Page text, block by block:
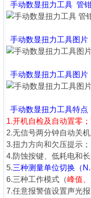
手动数显扭力工具 管
手动数显扭力工具图
手动数显扭力工具图
手动数显扭力工具特点
1.开机自检及自动置零
2.无信号两分钟自动关
3.扭力方向和欠压提示；
4.防蚀按键、低耗电和
5.三种测量单位切换（
6.三种工作模式（峰值
7.任意报警值设置声光